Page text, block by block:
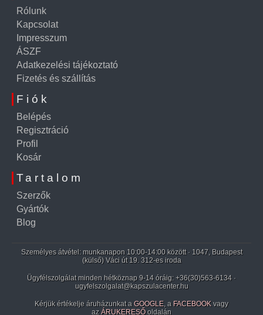
Rólunk
Kapcsolat
Impresszum
ÁSZF
Adatkezelési tájékoztató
Fizetés és szállítás
Fiók
Belépés
Regisztráció
Profil
Kosár
Tartalom
Szerzők
Gyártók
Blog
Személyes átvétel: munkanapon 10:00-14:00 között · 1047, Budapest
(külső) Váci út 19. 312-es iroda
Ügyfélszolgálat minden hétköznap 9-14 óráig: +36(30)563-6134 ·
ugyfelszolgalat@kapszulacenter.hu
Kérjük értékelje áruházunkat a GOOGLE, a FACEBOOK vagy
az ÁRUKERESŐ oldalán